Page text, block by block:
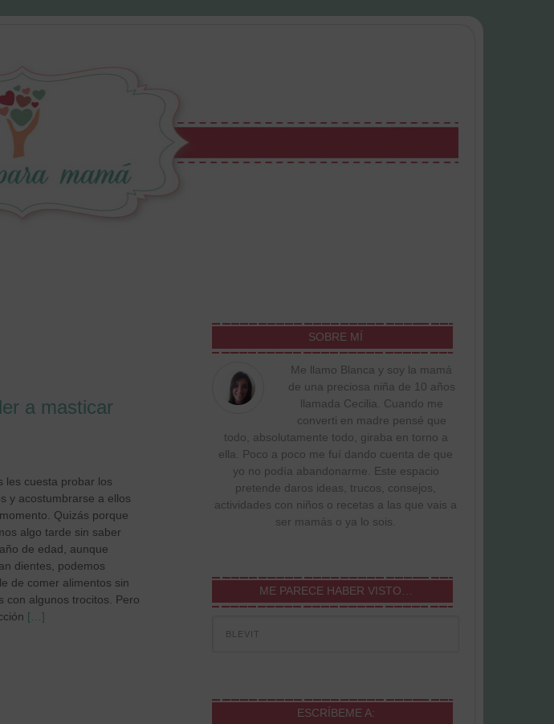
a masticar
les cuesta probar los
y acostumbrarse a ellos
Quizás porque
algo tarde sin saber
de edad, aunque
dientes, podemos
de comer alimentos sin
con algunos trocitos. Pero
[…]
SOBRE MÍ
Me llamo Blanca y soy la mamá
de una preciosa niña de 10 años
llamada Cecilia. Cuando me
converti en madre pensé que
todo, absolutamente todo, giraba en torno a
ella. Poco a poco me fuí dando cuenta de que
yo no podía abandonarme. Este espacio
pretende daros ideas, trucos, consejos,
actividades con niños o recetas a las que vais a
ser mamás o ya lo sois.
ME PARECE HABER VISTO…
ESCRÍBEME A: